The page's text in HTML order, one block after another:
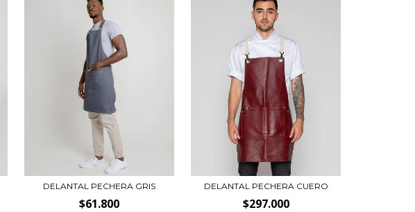
DELANTAL PECHERA GRIS
$61.800
DELANTAL PECHERA CUERO
$297.000